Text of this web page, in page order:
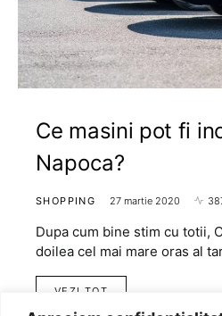
Ce masini pot fi
Napoca?
SHOPPING 27 martie 2020
Dupa cum bine stim cu totii,
doilea cel mai mare oras al
VEZI TOT